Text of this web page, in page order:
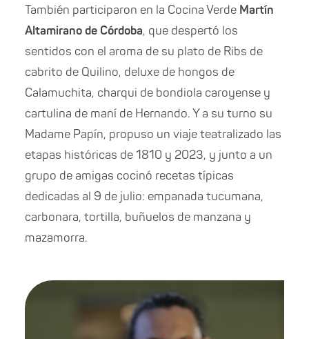
También participaron en la Cocina Verde Martín
Altamirano de Córdoba, que despertó los
sentidos con el aroma de su plato de Ribs de
cabrito de Quilino, deluxe de hongos de
Calamuchita, charqui de bondiola caroyense y
cartulina de maní de Hernando. Y a su turno su
Madame Papín, propuso un viaje teatralizado las
etapas históricas de 1810 y 2023, y junto a un
grupo de amigas cocinó recetas típicas
dedicadas al 9 de julio: empanada tucumana,
carbonara, tortilla, buñuelos de manzana y
mazamorra.